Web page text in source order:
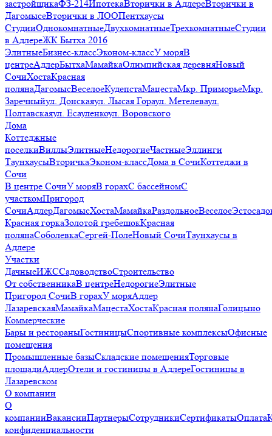
застройщикаФЗ-214ИпотекаВторички в АдлереВторички в
ДагомысеВторички в ЛООПентхаусы
СтудииОднокомнатныеДвухкомнатныеТрехкомнатныеСтудии
в АдлереЖК Бытха 2016
ЭлитныеБизнес-классЭконом-классУ моряВ
центреАдлерБытхаМамайкаОлимпийская деревняНовый
СочиХостаКрасная
полянаДагомысВеселоеКудепстаМацестаМкр. ПриморьеМкр.
Заречныйул. Донскаяул. Лысая Гораул. Метелеваул.
Полтавскаяул. Есауленкоул. Воровского
Дома
Коттеджные
поселкиВиллыЭлитныеНедорогиеЧастныеЭллинги
ТаунхаусыВторичкаЭконом-классДома в СочиКоттеджи в
Сочи
В центре СочиУ моряВ горахС бассейномС
участкомПригород
СочиАдлерДагомысХостаМамайкаРаздольноеВеселое
Красная горкаЗолотой гребешокКрасная
полянаСоболевкаСергей-ПолеНовый СочиТаунхаусы в
Адлере
Участки
ДачныеИЖССадоводствоСтроительство
От собственникаВ центреНедорогиеЭлитные
Пригород СочиВ горахУ моряАдлер
ЛазаревскаяМамайкаМацестаХостаКрасная полянаГолицыно
Коммерческие
Бары и рестораныГостиницыСпортивные комплексыОфисные
помещения
Промышленные базыСкладские помещенияТорговые
площадиАдлерОтели и гостиницы в АдлереГостиницы в
Лазаревском
О компании
О
компанииВакансииПартнерыСотрудникиСертификатыОплата
конфиденциальности